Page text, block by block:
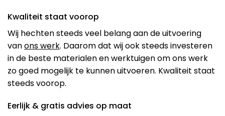
Kwaliteit staat voorop
Wij hechten steeds veel belang aan de uitvoering
vanons werk. Daarom dat wij ook steeds investeren
in de beste materialen en werktuigen om ons werk
zo goed mogelijk te kunnen uitvoeren. Kwaliteit staat
steeds voorop.
Eerlijk & gratis advies op maat